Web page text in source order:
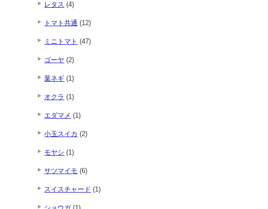
レタス (4)
トマト共通 (12)
ミニトマト (47)
ゴーヤ (2)
葉ネギ (1)
オクラ (1)
エダマメ (1)
小玉スイカ (2)
モヤシ (1)
サツマイモ (6)
スイスチャード (1)